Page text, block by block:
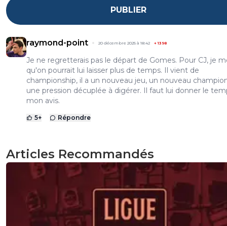
PUBLIER
raymond-point 20 décembre 2025 à 18:42 +1398
Je ne regretterais pas le départ de Gomes. Pour CJ, je
qu'on pourrait lui laisser plus de temps. Il vient de
championship, il a un nouveau jeu, un nouveau
une pression décuplée à digérer. Il faut lui donner le
mon avis.
5+ Répondre
Articles Recommandés